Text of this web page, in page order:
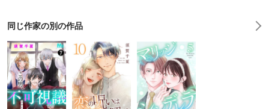
同じ作家の別の作品